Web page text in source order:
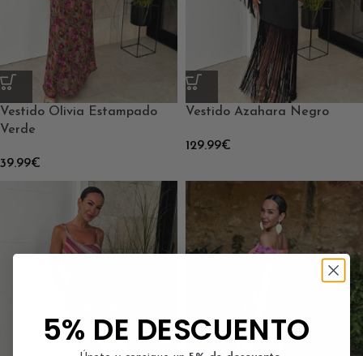
Vestido Olivia Estampado
Verde
39.99€
Vestido Azahara Negro
129.99€
5% DE DESCUENTO